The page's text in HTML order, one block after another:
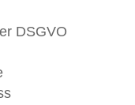
DSGVO